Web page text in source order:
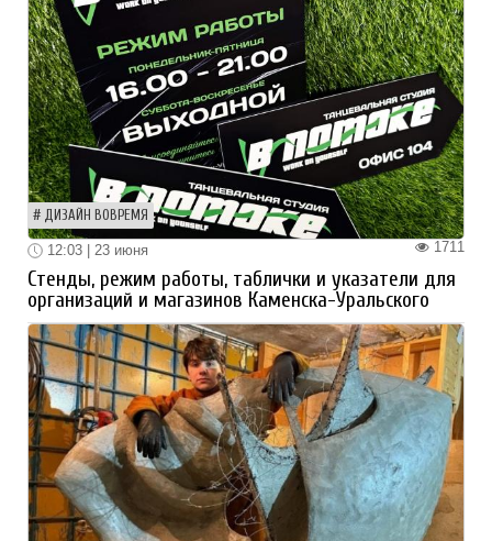
ДИЗАЙН ВОВРЕМЯ
1711
12:03 | 23 июня
Стенды, режим работы, таблички и указатели для
организаций и магазинов Каменска-Уральского